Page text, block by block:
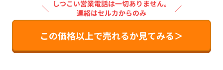
＼ しつこい営業電話は一切ありません。
連絡はセルカからのみ
／
この価格以上で売れるか見てみる＞